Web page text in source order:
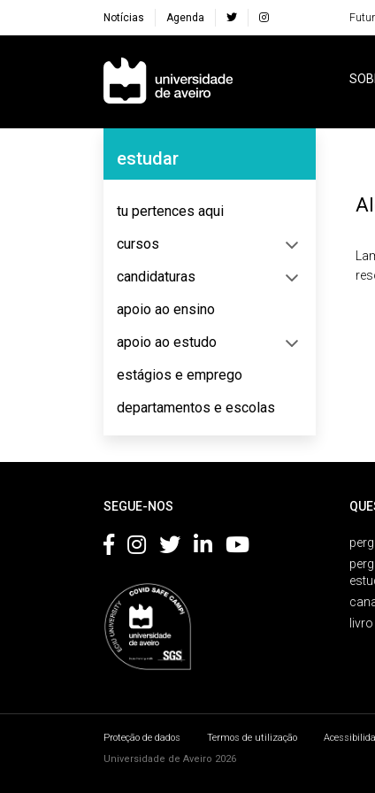
Notícias Agenda
Navegação Principal
Navegação Lateral
estudar
tu pertences aqui
cursos
candidaturas
apoio ao ensino
apoio ao estudo
estágios e emprego
departamentos e escolas
SEGUE-NOS
Proteção de dados Termos de utilização
Universidade de Aveiro 2026